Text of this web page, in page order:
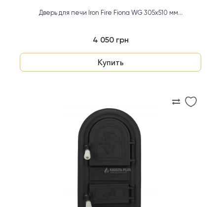
Дверь для печи Iron Fire Fiona WG 305х510 мм...
4 050 грн
Купить